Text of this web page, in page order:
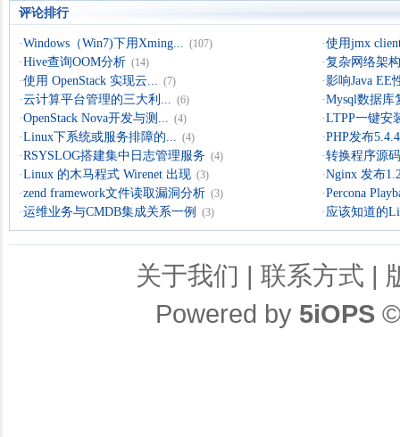
评论排行
·Windows（Win7)下用Xming... (107) ·使用jmx
·Hive查询OOM分析 (14) ·复杂网络架
·使用 OpenStack 实现云... (7) ·影响Java EE
·云计算平台管理的三大利... (6) ·Mysql数据库
·OpenStack Nova开发与测... (4) ·LTPP一键安
·Linux下系统或服务排障的... (4) ·PHP发布
·RSYSLOG搭建集中日志管理服务 (4) ·转换程序源
·Linux 的木马程式 Wirenet 出现 (3) ·Nginx 发布
·zend framework文件读取漏洞分析 (3) ·Percona
·运维业务与CMDB集成关系一例 (3) · 应该知道的
关于我们 | 联系方式 |
Powered by 5iOPS©